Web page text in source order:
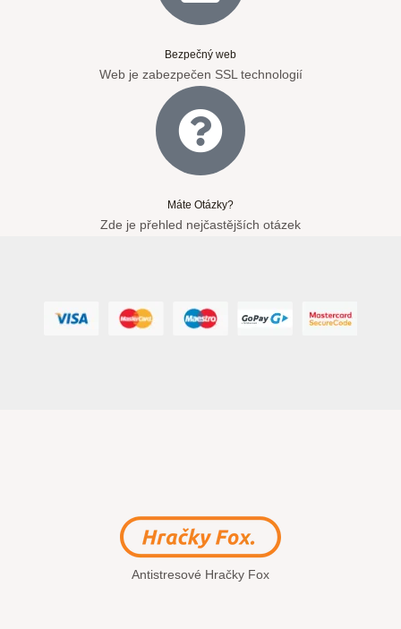
Bezpečný web
Web je zabezpečen SSL technologií
Máte Otázky?
Zde je přehled nejčastějších otázek
Antistresové Hračky Fox